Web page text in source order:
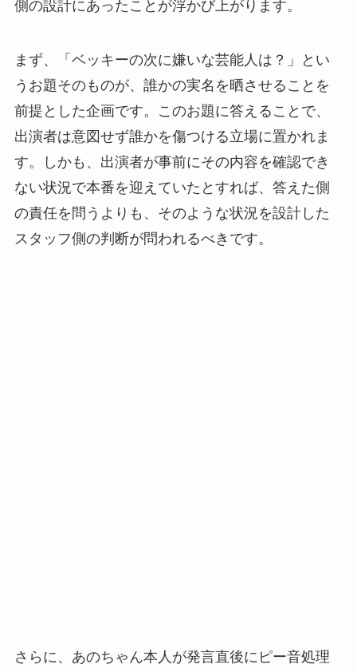
側の設計にあったことが浮かび上がります。
まず、「ベッキーの次に嫌いな芸能人は？」とい
うお題そのものが、誰かの実名を晒させることを
前提とした企画です。このお題に答えることで、
出演者は意図せず誰かを傷つける立場に置かれま
す。しかも、出演者が事前にその内容を確認でき
ない状況で本番を迎えていたとすれば、答えた側
の責任を問うよりも、そのような状況を設計した
スタッフ側の判断が問われるべきです。
さらに、あのちゃん本人が発言直後にピー音処理